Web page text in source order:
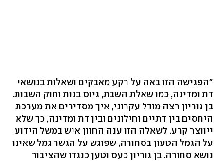
"הפגישה הזו באה על רקע מאבקים ושאלות בנושאי
דת ומדינה, כמו שאלת השבת, גיוס בנות וחוק השבות.
בן גוריון רצה מודל עקרוני, איך מסדירים את מערכת
היחסים בין דתיים וחילונים ובין דת ומדינה, כך שלא
ייווצר קרע. לשאלה הזו ענה החזון איש במשל הידוע
על הגמל הטעון בסחורה, שפוגש על הגשר גמל שאינו
נושא סחורה. בן גוריון כעס וטען כנגדו שהציבור